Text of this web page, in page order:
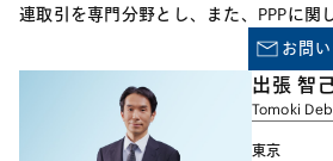
連取引を専門分野とし、また、PPPに関
体に対するアドバイスも行っています。
お問
出張 智
Tomoki
東京